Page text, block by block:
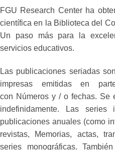
FGU Research Center ha
científica en la Biblioteca del
Un paso más para la
servicios educativos.
Las publicaciones seriadas
impresas emitidas en
con Números y / o fechas. Se
indefinidamente. Las series
publicaciones anuales (como
revistas, Memorias, actas,
series monográficas.